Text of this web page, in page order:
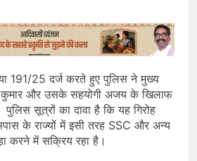
191/25 दर्ज करते हुए पुलिस ने मुख्य
कुमार और उसके सहयोगी अजय के खिलाफ
पुलिस सूत्रों का दावा है कि यह गिरोह
के राज्यों में इसी तरह SSC और अन्य
करने में सक्रिय रहा है।